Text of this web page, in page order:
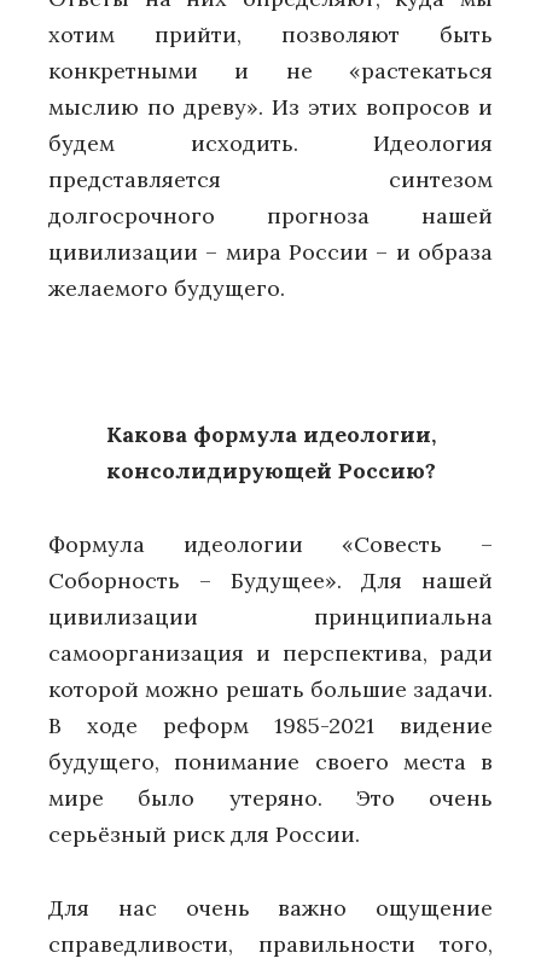
хотим прийти, позволяют быть
конкретными и не «растекаться
мыслию по древу». Из этих вопросов и
будем исходить. Идеология
представляется синтезом
долгосрочного прогноза нашей
цивилизации – мира России – и образа
желаемого будущего.
Какова формула идеологии,
консолидирующей Россию?
Формула идеологии «Совесть –
Соборность – Будущее». Для нашей
цивилизации принципиальна
самоорганизация и перспектива, ради
которой можно решать большие задачи.
В ходе реформ 1985-2021 видение
будущего, понимание своего места в
мире было утеряно. Это очень
серьёзный риск для России.
Для нас очень важно ощущение
справедливости, правильности того,